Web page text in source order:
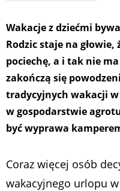
Wakacje z dziećmi
Rodzic staje na
pociechę, a i tak nie
zakończą się
tradycyjnych wakacji
w gospodarstwie
być wyprawa
Coraz więcej osób
wakacyjnego urlopu